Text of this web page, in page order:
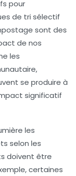
pour
de tri sélectif
sont des
de nos
les
se produire à
significatif
les
selon les
doivent être
certaines